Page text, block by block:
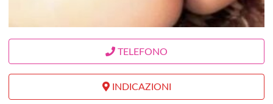
TELEFONO
INDICAZIONI